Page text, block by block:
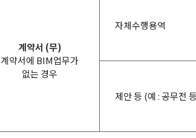
계약서 (무)
계약서에 BIM업무가
없는 경우
자체수행용역
제안 등 (예 : 공무전